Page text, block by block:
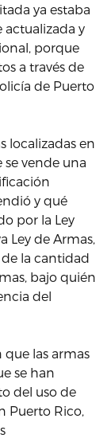
ya estaba
actualizada y
porque
a través de
de Puerto
localizadas en
se vende una
y qué
por la Ley
Ley de Armas,
la cantidad
bajo quién
del
que las armas
se han
del uso de
Puerto Rico,